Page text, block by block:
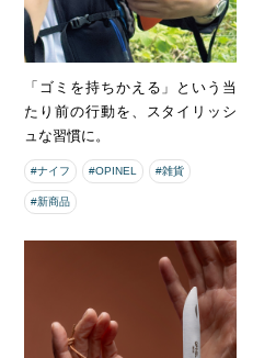
「ゴミを持ちかえる」という当
たり前の行動を、スタイリッシ
ュな習慣に。
#ナイフ #OPINEL #雑貨
#新商品